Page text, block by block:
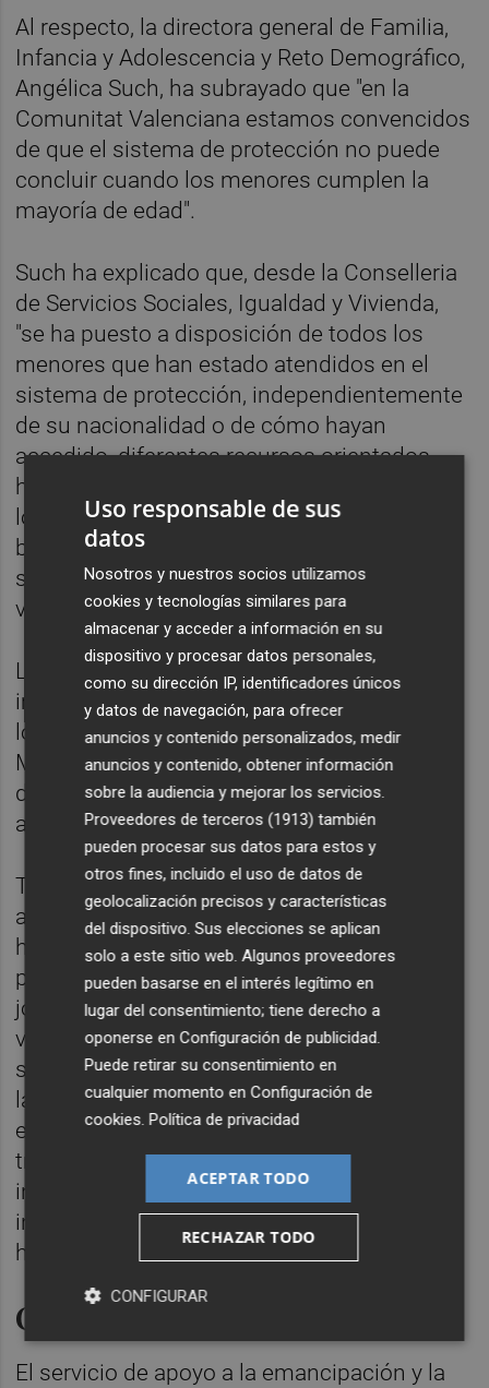
Al respecto, la directora general de Familia,
Infancia y Adolescencia y Reto Demográfico,
Angélica Such, ha subrayado que "en la
Comunitat Valenciana estamos convencidos
de que el sistema de protección no puede
concluir cuando los menores cumplen la
mayoría de edad".
Such ha explicado que, desde la Conselleria
de Servicios Sociales, Igualdad y Vivienda,
"se ha puesto a disposición de todos los
menores que han estado atendidos en el
sistema de protección, independientemente
de su nacionalidad o de cómo hayan
accedido, diferentes recursos orientados
hacia su emancipación hasta que cumplen
los 25 años". Además, ha recalcado que "se
busca facilitarles una adecuada inserción
sociolaboral en el momento de afrontar la
vida adulta".
La directora general ha destacado "la
importancia de recursos específicos" como
los hogares de emancipación y las oficinas
Mentora, que "cuentan con profesionales
dedicados a realizar un proceso integral de
apoyo y orientación a estos jóvenes".
También ha informado que este
acompañamiento no solo incluye a quienes
han formado parte del sistema de
protección, sino también a aquellos otros
jóvenes que se encuentran en situación de
vulnerabilidad o en riesgo de exclusión
social. "Nuestro objetivo es claro: brindarles
la información, orientación y seguimiento
especializado que necesitan para una
transición exitosa hacia una vida
independiente, autónoma y plenamente
integrada tanto social como laboralmente",
ha asegurado.
Oficinas Mentora
El servicio de apoyo a la emancipación y la
Uso responsable de sus
datos
Nosotros y nuestros socios utilizamos
cookies y tecnologías similares para
almacenar y acceder a información en su
dispositivo y procesar datos personales,
como su dirección IP, identificadores únicos
y datos de navegación, para ofrecer
anuncios y contenido personalizados, medir
anuncios y contenido, obtener información
sobre la audiencia y mejorar los servicios.
Proveedores de terceros (1913) también
pueden procesar sus datos para estos y
otros fines, incluido el uso de datos de
geolocalización precisos y características
del dispositivo. Sus elecciones se aplican
solo a este sitio web. Algunos proveedores
pueden basarse en el interés legítimo en
lugar del consentimiento; tiene derecho a
oponerse enConfiguración de publicidad
Puede retirar su consentimiento en
cualquier momento enConfiguración de
cookies .Política de privacidad
ACEPTAR TODO
RECHAZAR TODO
CONFIGURAR